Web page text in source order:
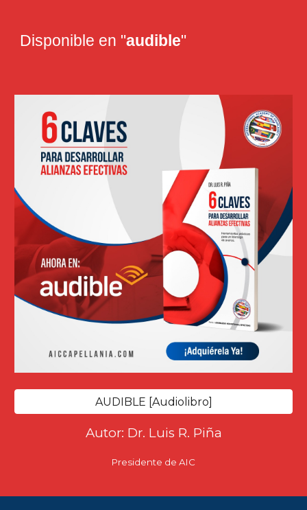
Disponible en "audible"
AUDIBLE [Audiolibro]
Autor: Dr. Luis R. Piña
Presidente de AIC